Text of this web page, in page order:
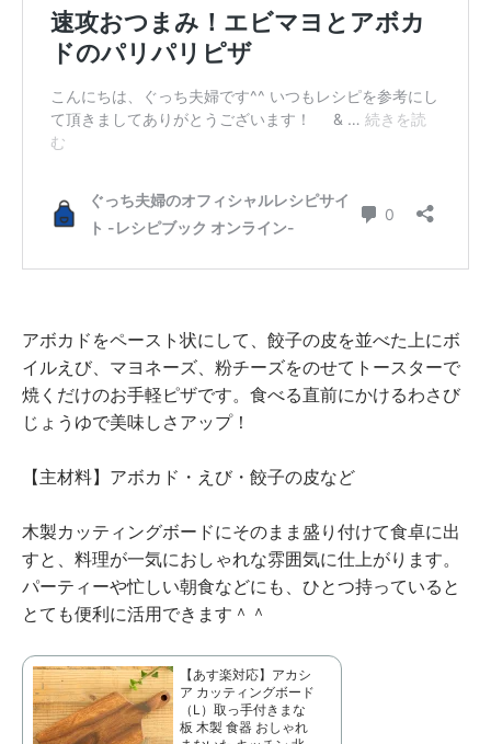
アボカドをペースト状にして、餃子の皮を並べた上にボ
イルえび、マヨネーズ、粉チーズをのせてトースターで
焼くだけのお手軽ピザです。食べる直前にかけるわさび
じょうゆで美味しさアップ！
【主材料】アボカド・えび・餃子の皮など
木製カッティングボードにそのまま盛り付けて食卓に出
すと、料理が一気におしゃれな雰囲気に仕上がります。
パーティーや忙しい朝食などにも、ひとつ持っていると
とても便利に活用できます＾＾
【あす楽対応】アカシ
ア カッティングボード
（L）取っ手付きまな
板 木製 食器 おしゃれ